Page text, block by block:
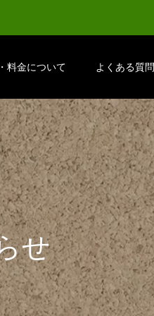
料金について よくある質問
せ